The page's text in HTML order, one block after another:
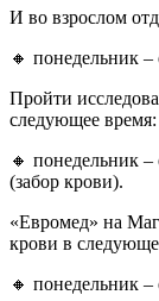
И во взрослом
🔸 понедельник –
Пройти
следующее время:
🔸 понедельник –
(забор крови).
«Евромед» на
крови в
🔸 понедельник –